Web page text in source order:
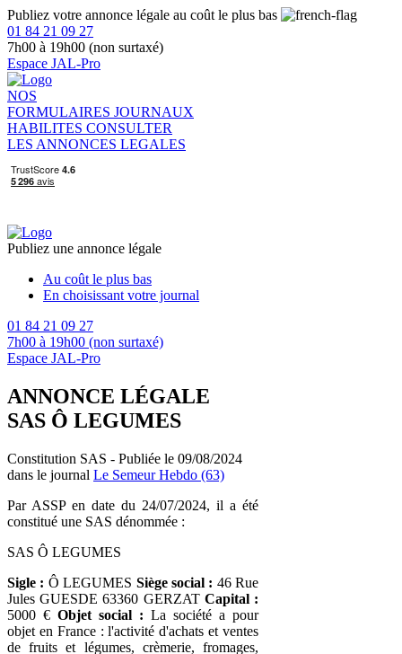
Publiez votre annonce légale au coût le plus bas
01 84 21 09 27
7h00 à 19h00 (non surtaxé)
Espace JAL-Pro
NOS
FORMULAIRES JOURNAUX
HABILITES CONSULTER
LES ANNONCES LEGALES
Publiez une annonce légale
Au coût le plus bas
En choisissant votre journal
01 84 21 09 27
7h00 à 19h00 (non surtaxé)
Espace JAL-Pro
ANNONCE LÉGALE
SAS Ô LEGUMES
Constitution SAS - Publiée le 09/08/2024
dans le journal Le Semeur Hebdo (63)
Par ASSP en date du 24/07/2024, il a été
constitué une SAS dénommée :
SAS Ô LEGUMES
Sigle : Ô LEGUMES Siège social : 46 Rue
Jules GUESDE 63360 GERZAT Capital :
5000 € Objet social : La société a pour
objet en France : l'activité d'achats et ventes
de fruits et légumes, crèmerie, fromages,